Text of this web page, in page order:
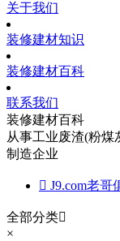
关于我们
装修建材知识
装修建材百科
联系我们
装修建材百科
从事工业废渣(粉
制造企业
 J9.com老哥
全部分类
×